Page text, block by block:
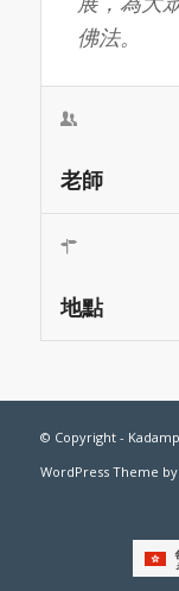
佛法。
老師
地點
© Copyright -
WordPress Theme